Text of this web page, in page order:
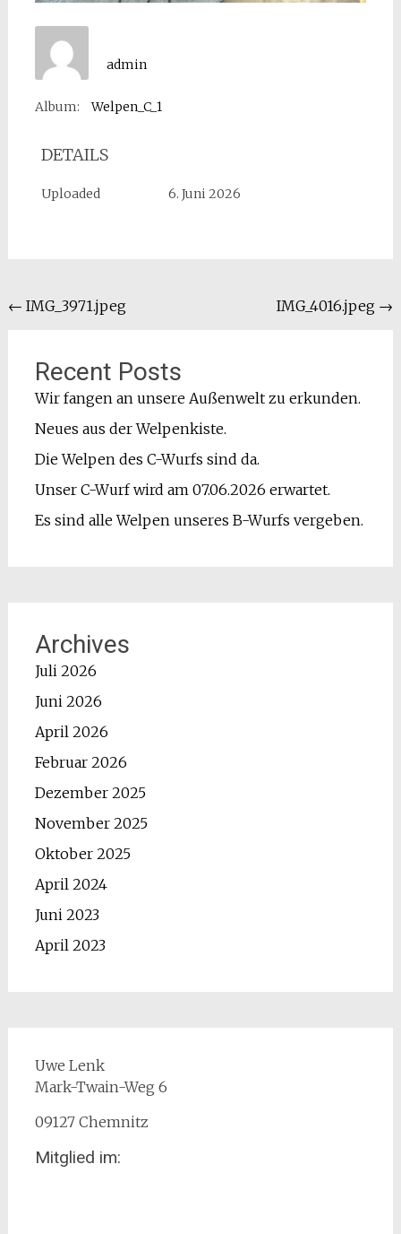
admin
Album: Welpen_C_1
DETAILS
Uploaded 6. Juni 2026
Beitragsnavigation
← IMG_3971.jpeg IMG_4016.jpeg →
Recent Posts
Wir fangen an unsere Außenwelt zu erkunden.
Neues aus der Welpenkiste.
Die Welpen des C-Wurfs sind da.
Unser C-Wurf wird am 07.06.2026 erwartet.
Es sind alle Welpen unseres B-Wurfs vergeben.
Archives
Juli 2026
Juni 2026
April 2026
Februar 2026
Dezember 2025
November 2025
Oktober 2025
April 2024
Juni 2023
April 2023
Uwe Lenk
Mark-Twain-Weg 6
09127 Chemnitz
Mitglied im: